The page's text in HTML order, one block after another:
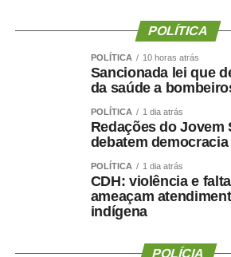
WhatsApp
Facebook
Twitter
POLÍTICA
POLÍTICA 10 horas atrás
Sancionada lei que
da saúde a
POLÍTICA 1 dia atrás
Redações do Jovem
debatem
POLÍTICA 1 dia atrás
CDH: violência e
ameaçam
indígena
POLÍCIA